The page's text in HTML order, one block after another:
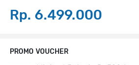
Rp. 6.499.000
PROMO VOUCHER